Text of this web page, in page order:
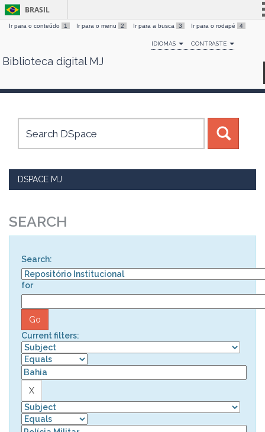
Skip
BRASIL
Simplifique!
Comunica BR
Canais
Ir para o conteúdo 1 Ir para o menu 2 Ir para a busca 3 Ir para o rodapé 4
IDIOMAS CONTRASTE
Biblioteca digital MJ
DSPACE MJ
SEARCH
Search:
for
Current filters: